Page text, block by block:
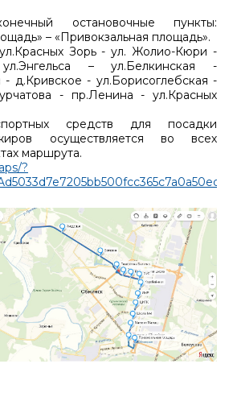
остановочные пункты:
– «Привокзальная площадь».
Зорь - ул. Жолио-Кюри -
– ул.Белкинская -
- д.Кривское - ул.Борисоглебская -
- пр.Ленина - ул.Красных
средств для посадки
осуществляется во всех
маршрута.
?